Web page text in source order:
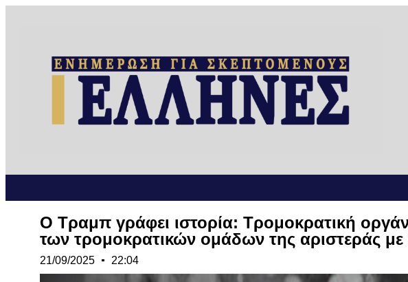
Ο Τραμπ γράφει ιστορία: Τρομοκρατική
των τρομοκρατικών ομάδων της αριστεράς με
21/09/2025 22:04